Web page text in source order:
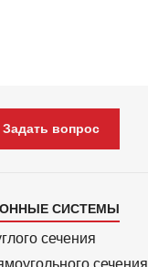
Задать вопрос
СИСТЕМЫ
сечения
сечения